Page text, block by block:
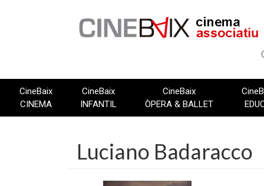
CineBaix
CINEMA
CineBaix
INFANTIL
CineBaix
ÒPERA & BALLET
Luciano Badaracco